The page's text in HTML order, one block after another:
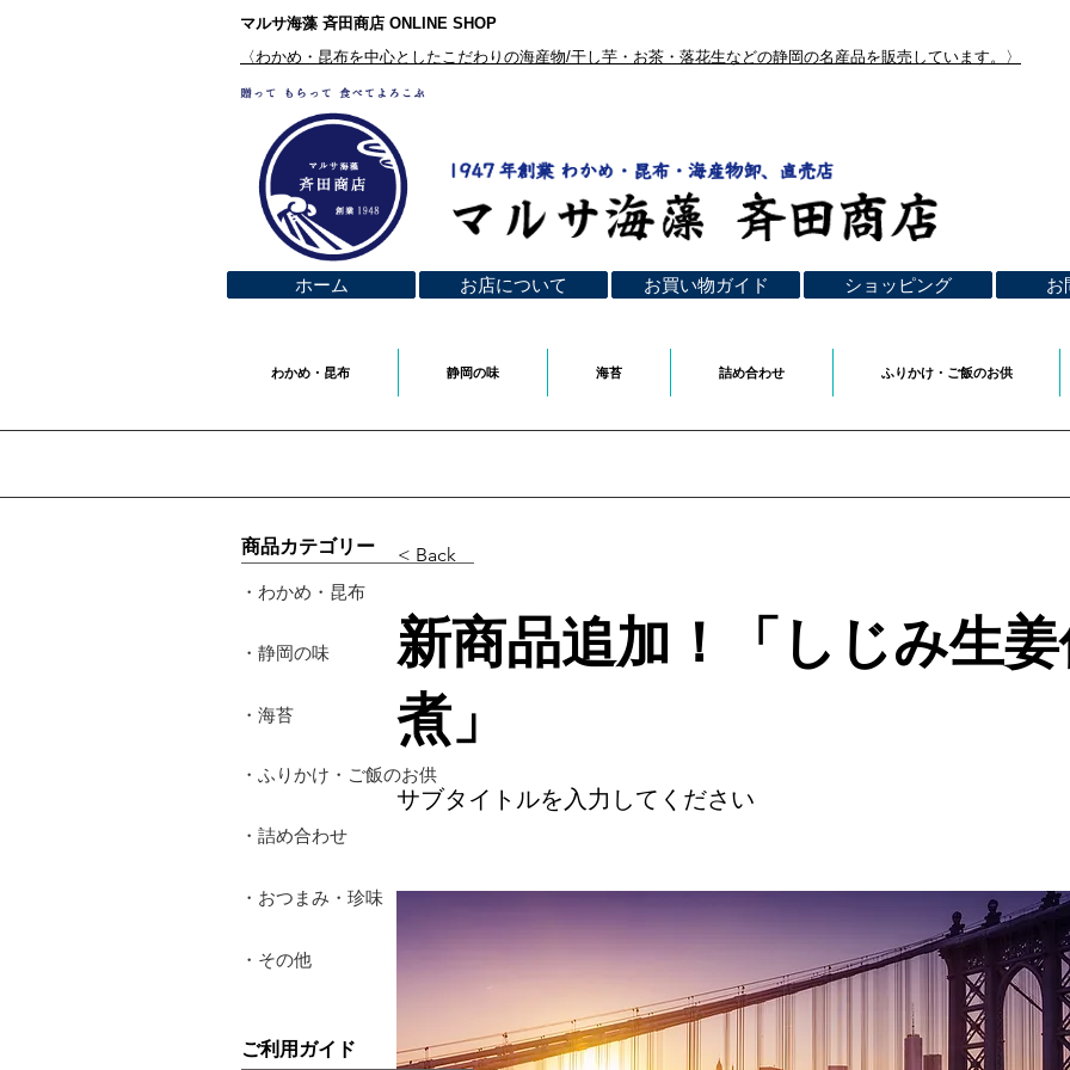
マルサ海藻 斉田商店 ONLINE SHOP
< Back
新商品追加！「しじみ生
煮」
サブタイトルを入力してください
​商品カテゴリー
・わかめ・昆布
・静岡の味
・海苔
・ふりかけ・ご飯のお供
・詰め合わせ
・おつまみ・珍味
・その他
​ご利用ガイド
​〈わかめ・昆布を中心としたこだわりの海産物/干し芋・お茶・落花生などの静岡の名産品を販売しています。〉
ホーム お店について お買い物ガイド ショッピング お
わかめ・昆布 静岡の味 海苔 詰め合わせ ふりかけ・ご飯のお供